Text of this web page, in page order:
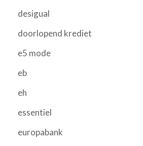
desigual
doorlopend krediet
e5 mode
eb
eh
essentiel
europabank